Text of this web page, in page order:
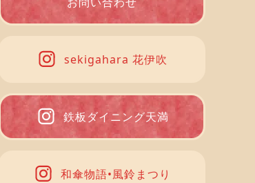
sekigahara 花伊吹
鉄板ダイニング天満
和傘物語•風鈴まつり